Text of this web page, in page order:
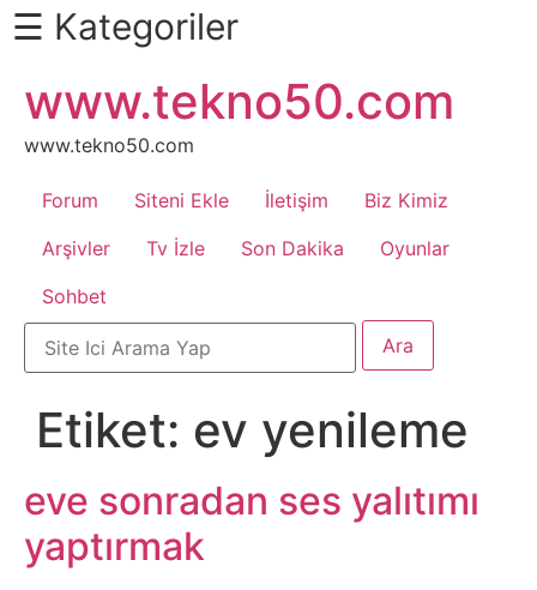
Daha
Fazlası
İçin
Kaydır
Android
Apk
Arabalar
Bankacılık
Belgesel
☰ Kategoriler
atla
www.tekno50.com
www.tekno50.com
Forum Siteni Ekle İletişim
Biz Kimiz
Arşivler
Tv İzle Son Dakika
Oyunlar
Sohbet
Etiket: ev yenileme
eve sonradan ses yalıtımı
yaptırmak